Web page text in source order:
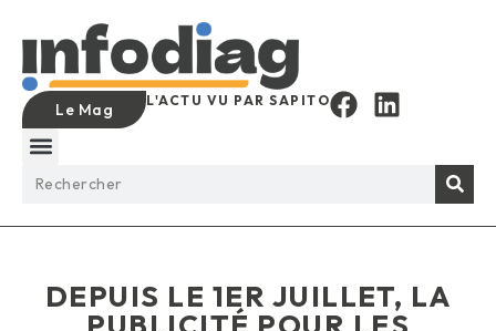
Le Mag L'ACTU VU PAR SAPITO
DEPUIS LE 1ER JUILLET, LA